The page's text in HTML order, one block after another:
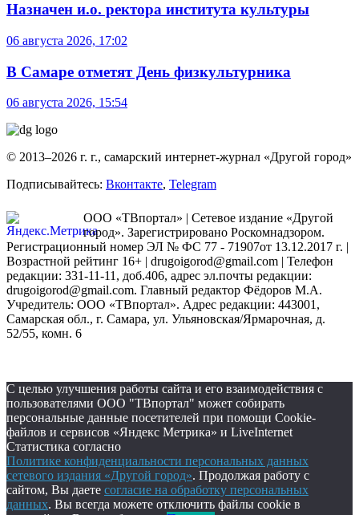
Назначен и.о. ректора института культуры
06 августа 2026, 17:02
В Самаре отметят День физкультурника
06 августа 2026, 15:54
© 2013–2026 г. г., самарский интернет-журнал «Другой город»
Подписывайтесь: Вконтакте, Telegram
ООО «ТВпортал» | Сетевое издание «Другой
город». Зарегистрировано Роскомнадзором.
Регистрационный номер ЭЛ № ФС 77 - 71907от 13.12.2017 г. |
Возрастной рейтинг 16+ | drugoigorod@gmail.com | Телефон
редакции: 331-11-11, доб.406, адрес эл.почты редакции:
drugoigorod@gmail.com. Главный редактор Фёдоров М.А.
Учредитель: ООО «ТВпортал». Адрес редакции: 443001,
Самарская обл., г. Самара, ул. Ульяновская/Ярмарочная, д.
52/55, комн. 6
С целью улучшения работы сайта и его взаимодействия с
пользователями ООО "ТВпортал" может собирать
персональные данные посетителей при помощи Cookie-
файлов и сервисов «Яндекс Метрика» и LiveInternet
Статистика согласно
Политике конфиденциальности персональных данных
сетевого издания «Другой город». Продолжая работу с
сайтом, Вы даете согласие на обработку персональных
данных. Вы всегда можете отключить файлы cookie в